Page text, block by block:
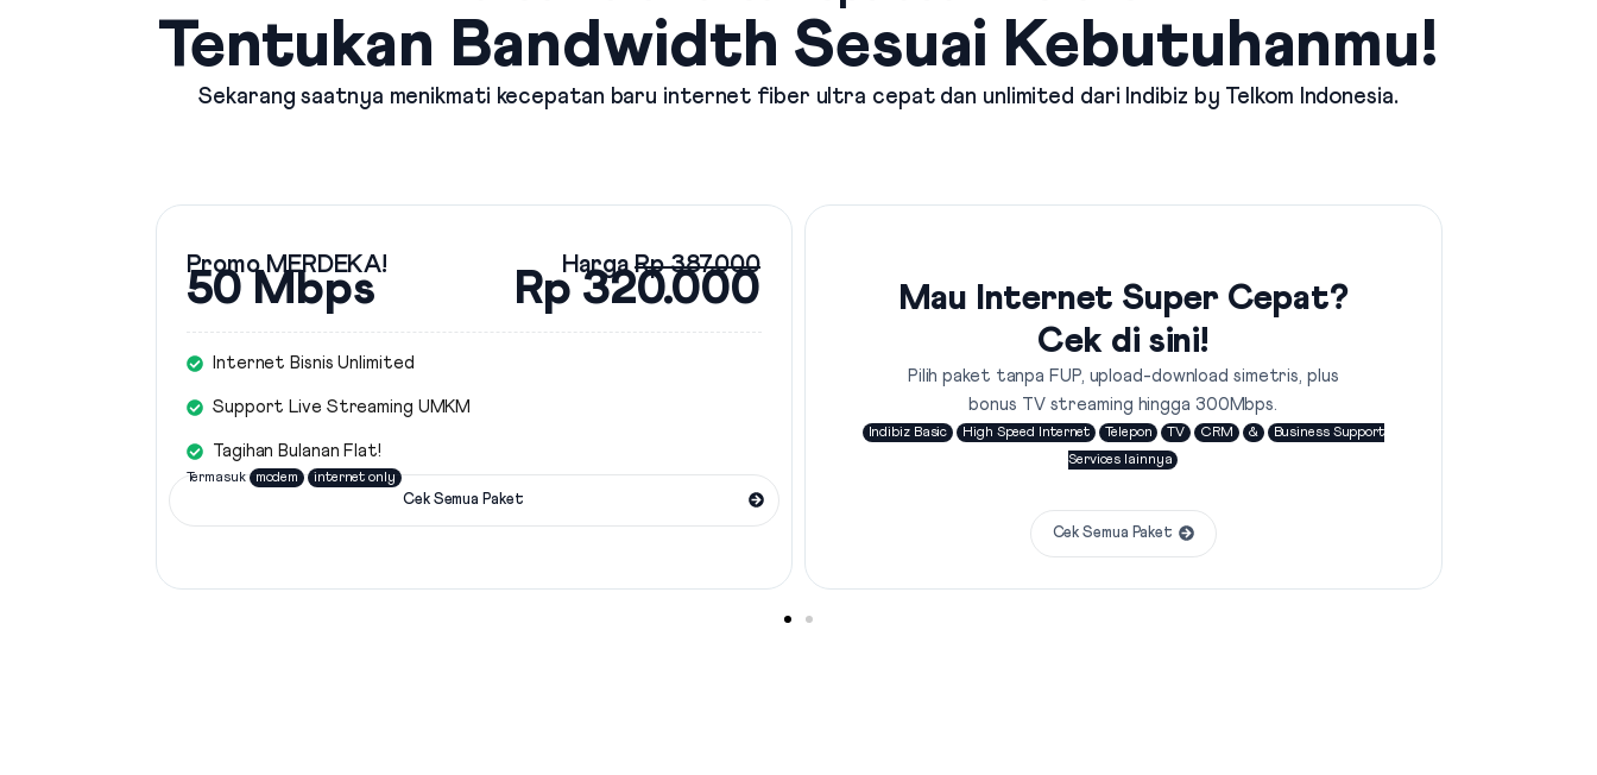
Tentukan Bandwidth Sesuai Kebutuhanmu!
Sekarang saatnya menikmati kecepatan baru internet fiber ultra cepat dan unlimited dari Indibiz by Telkom Indonesia.
Promo MERDEKA!
50 Mbps
HargaRp 387.000
Rp 320.000
Internet Bisnis Unlimited
Support Live Streaming UMKM
Tagihan Bulanan Flat!
Termasuk modem internet only
Cek Semua Paket
Mau Internet Super Cepat?
Cek di sini!
Pilih paket tanpa FUP, upload-download simetris, plus
bonus TV streaming hingga 300Mbps.
Indibiz Basic High Speed Internet Telepon TV CRM &
Business Support
Services lainnya
Cek Semua Paket